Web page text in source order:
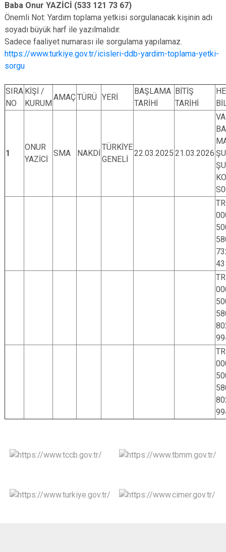
Baba Onur YAZİCİ (533 121 73 67)
Önemli Not: Yardım toplama yetkisi sorgulanacak kişinin adı
soyadı büyük harf ile yazılmalıdır.
Sadece faaliyet numarası ile sorgulama yapılamaz.
https://www.turkiye.gov.tr/icisleri-ddb-yardim-toplama-yetki-
sorgu
SIRA
NO
KİŞİ /
KURUM
AMAÇTÜRÜ YERİ
BAŞLAMA
TARİHİ
BİTİŞ
TARİHİ
1
ONUR
YAZİCİ
SMA NAKDİ
TÜRKİYE
GENELİ
22.03.2025 21.03.2026